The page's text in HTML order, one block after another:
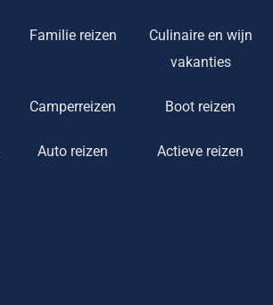
Familie reizen
Culinaire en wijn
vakanties
Camperreizen Boot reizen
Auto reizen Actieve reizen